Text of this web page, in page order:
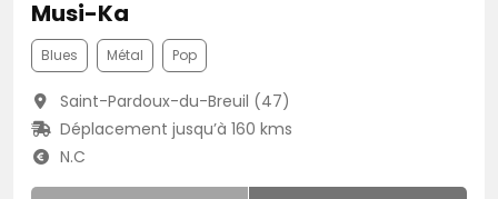
Musi-Ka
Blues Métal Pop
Saint-Pardoux-du-Breuil (47)
Déplacement jusqu’à 160 kms
N.C